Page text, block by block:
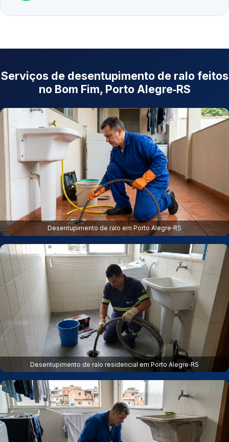
Serviços de desentupimento de ralo feitos
no Bom Fim, Porto Alegre‑RS
Desentupimento de ralo em Porto Alegre‑RS
Desentupimento de ralo residencial em Porto Alegre‑RS